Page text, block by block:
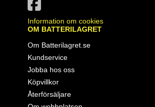
Information om cookies
OM BATTERILAGRET
Om Batterilagret.se
Kundservice
Jobba hos oss
Köpvillkor
Återförsäljare